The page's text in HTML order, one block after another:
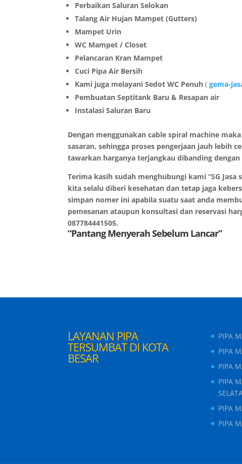
Perbaikan Saluran Selokan
Talang Air Hujan Mampet (Gutters)
Mampet Urin
WC Mampet / Closet
Pelancaran Kran Mampet
Cuci Pipa Air Bersih
Kami juga melayani Sedot WC Penuh (gema-
Pembuatan Septitank Baru & Resapan air
Instalasi Saluran Baru
Dengan menggunakan cable spiral machine
sasaran, sehingga proses pengerjaan jauh lebih
tawarkan harganya terjangkau dibanding
Terima kasih sudah menghubungi kami “SG
kita selalu diberi kesehatan dan tetap jaga
simpan nomer ini apabila suatu saat anda
pemesanan ataupun konsultasi dan reservasi
087784441505.
“Pantang Menyerah Sebelum Lancar”
LAYANAN PIPA
TERSUMBAT DI KOTA
BESAR
PIPA
PIPA
PIPA
PIPA
PIPA
PIPA